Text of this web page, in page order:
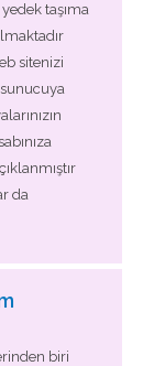
taşıma
sitenizi
sunucuya
da
biri